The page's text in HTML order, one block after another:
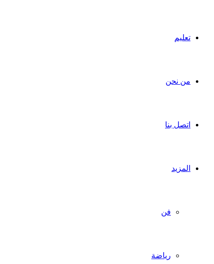
تعليم
من نحن
اتصل بنا
المزيد
فن
رياضة